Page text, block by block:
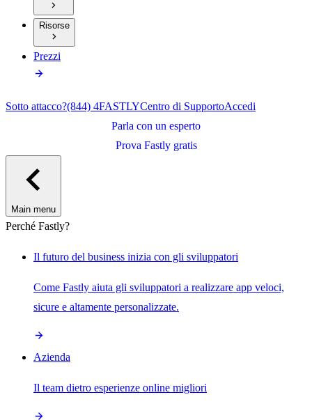
Risorse
Prezzi
Sotto attacco?(844) 4FASTLYCentro di SupportoAccedi
Parla con un esperto
Prova Fastly gratis
Main menu
Perché Fastly?
Il futuro del business inizia con gli sviluppatori
Come Fastly aiuta gli sviluppatori a realizzare app veloci,
sicure e altamente personalizzate.
Azienda
Il team dietro esperienze online migliori